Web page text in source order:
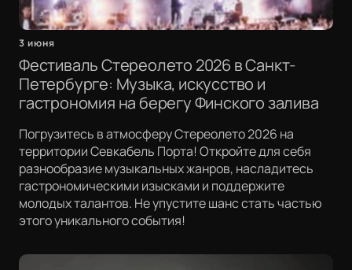
3 июня
Фестиваль Стереолето 2026 в Санкт-
Петербурге: Музыка, искусство и
гастрономия на берегу Финского залива
Погрузитесь в атмосферу Стереолето 2026 на
территории Севкабель Порта! Откройте для себя
разнообразие музыкальных жанров, насладитесь
гастрономическими изысками и поддержите
молодых талантов. Не упустите шанс стать частью
этого уникального события!